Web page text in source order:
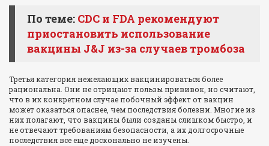
По теме: CDC и FDA рекомендуют
приостановить использование
вакцины J&J из-за случаев тромбоза
Третья категория нежелающих вакцинироваться более
рациональна. Они не отрицают пользы прививок, но считают,
что в их конкретном случае побочный эффект от вакцин
может оказаться опаснее, чем последствия болезни. Многие из
них полагают, что вакцины были созданы слишком быстро, и
не отвечают требованиям безопасности, а их долгосрочные
последствия все еще досконально не изучены.